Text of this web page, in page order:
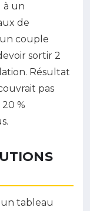
à un
de
un couple
sortir 2
Résultat
pas
%
un tableau